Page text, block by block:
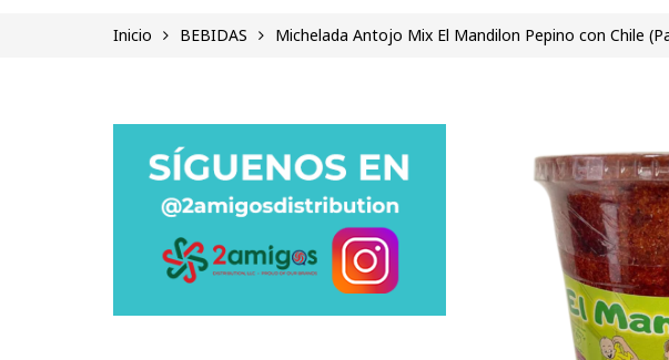
Inicio BEBIDAS Michelada Antojo Mix El Mandilon Pepino con Chile